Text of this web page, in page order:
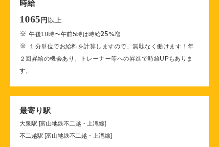
時給
1065 円 以上
※午後10時〜午前5時は時給25%増
※
１分単位でお給料を計算しますので、無駄なく働けます！年
２回昇給の機会あり。トレーナー等への昇進で時給UPもありま
す。
最寄り駅
大泉駅 [富山地鉄不二越・上滝線]
不二越駅 [富山地鉄不二越・上滝線]